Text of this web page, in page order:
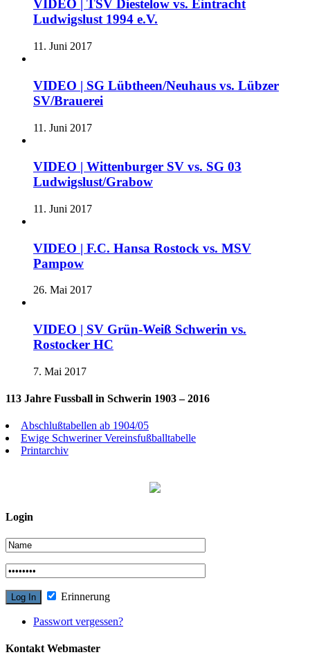
VIDEO | TSV Diestelow vs. Eintracht
Ludwigslust 1994 e.V.
11. Juni 2017
VIDEO | SG Lübtheen/Neuhaus vs. Lübzer
SV/Brauerei
11. Juni 2017
VIDEO | Wittenburger SV vs. SG 03
Ludwigslust/Grabow
11. Juni 2017
VIDEO | F.C. Hansa Rostock vs. MSV
Pampow
26. Mai 2017
VIDEO | SV Grün-Weiß Schwerin vs.
Rostocker HC
7. Mai 2017
113 Jahre Fussball in Schwerin 1903 – 2016
Abschlußtabellen ab 1904/05
Ewige Schweriner Vereinsfußballtabelle
Printarchiv
Login
Erinnerung
Passwort vergessen?
Kontakt Webmaster